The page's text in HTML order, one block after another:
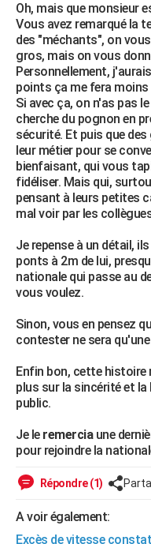
Oh, mais que monsieur
Vous avez remarqué la
des "méchants", on
gros, mais on vous
Personnellement,
points ça me fera moins
Si avec ça, on n'as pas
cherche du pognon en
sécurité. Et puis que
leur métier pour se
bienfaisant, qui vous
fidéliser. Mais qui,
pensant à leurs petites
mal voir par les
Je repense à un détail,
ponts à 2m de lui,
nationale qui passe au
vous voulez.
Sinon, vous en pensez
contester ne sera
Enfin bon, cette histoire
plus sur la sincérité et la
public.
Je le remerciaune
pour rejoindre la
Répondre (1)
A voir également:
Excès de vitesse